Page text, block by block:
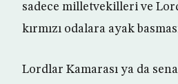
sadece milletvekilleri ve
kırmızı odalara ayak
Lordlar Kamarası ya da